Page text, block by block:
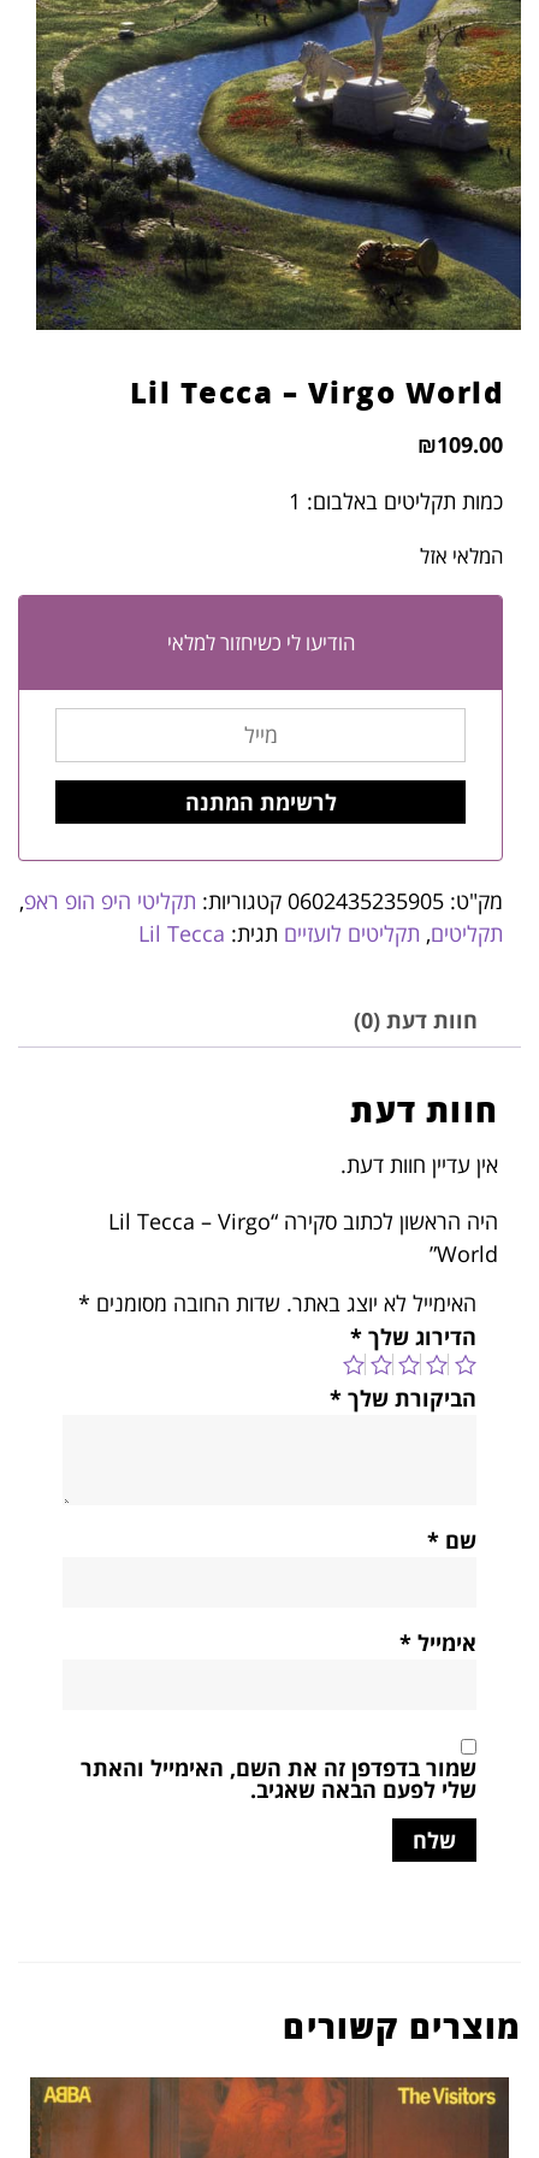
Lil Tecca – Virgo World
₪109.00
כמות תקליטים באלבום: 1
המלאי אזל
הודיעו לי כשיחזור למלאי
מק"ט: 0602435235905 קטגוריות: תקליטי היפ הופ ראפ,
תקליטים, תקליטים לועזיים תגית: Lil Tecca
חוות דעת (0)
חוות דעת
אין עדיין חוות דעת.
היה הראשון לכתוב סקירה “Lil Tecca – Virgo
World”
האימייל לא יוצג באתר. שדות החובה מסומנים *
הדירוג שלך *
הביקורת שלך *
שם *
אימייל *
שמור בדפדפן זה את השם, האימייל והאתר
שלי לפעם הבאה שאגיב.
מוצרים קשורים